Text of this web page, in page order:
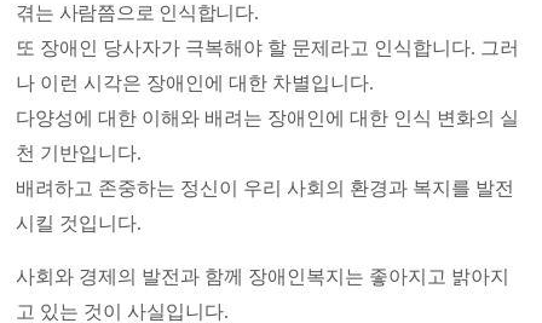
겪는 사람쯤으로 인식합니다.
또 장애인 당사자가 극복해야 할 문제라고 인식합니다. 그러
나 이런 시각은 장애인에 대한 차별입니다.
다양성에 대한 이해와 배려는 장애인에 대한 인식 변화의 실
천 기반입니다.
배려하고 존중하는 정신이 우리 사회의 환경과 복지를 발전
시킬 것입니다.
사회와 경제의 발전과 함께 장애인복지는 좋아지고 밝아지
고 있는 것이 사실입니다.